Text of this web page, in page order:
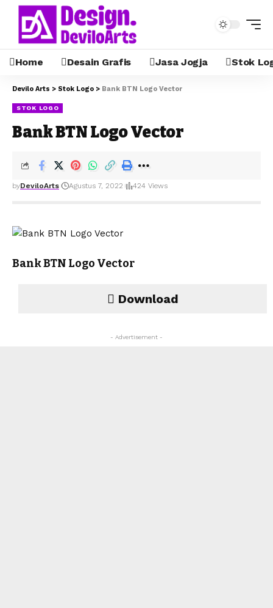
Home Desain Grafis Jasa Jogja Stok
Devilo Arts > Stok Logo > Bank BTN Logo Vector
STOK LOGO
Bank BTN Logo Vector
byDeviloArts Agustus 7, 2022 424 Views
Bank BTN Logo Vector
Download
- Advertisement -